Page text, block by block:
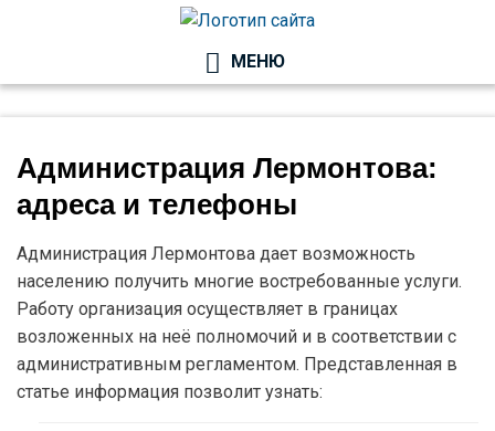
И УСЛУГИ
МЕНЮ
Администрация Лермонтова:
адреса и телефоны
Администрация Лермонтова дает возможность
населению получить многие востребованные услуги.
Работу организация осуществляет в границах
возложенных на неё полномочий и в соответствии с
административным регламентом. Представленная в
статье информация позволит узнать: